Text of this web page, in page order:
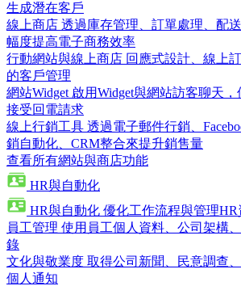
生成潛在客戶
線上商店 透過庫存管理、訂單處理、配
幅度提高電子商務效率
行動網站與線上商店 回應式設計、線上
的客戶管理
網站Widget 啟用Widget與網站訪客聊天
接受回電請求
線上行銷工具 透過電子郵件行銷、
銷自動化、CRM整合來提升銷售量
查看所有網站與商店功能
HR與自動化
HR與自動化 優化工作流程與管理HR
員工管理 使用員工個人資料、公司架構
錄
文化與敬業度 取得公司新聞、民意調查
個人通知